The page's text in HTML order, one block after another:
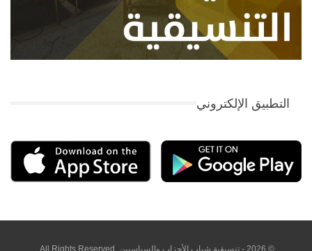
التطبيق الإلكتروني
© 2026 - تنسيقية شباب الأحزاب والسياسيين. All Rights Reserved.